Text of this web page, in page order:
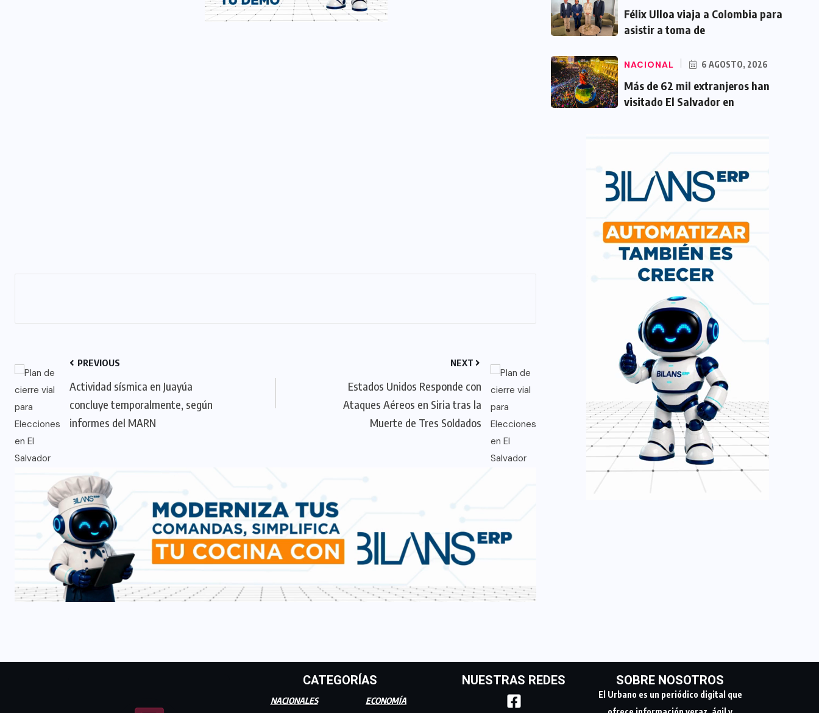
PREVIOUS
Actividad sísmica en Juayúa
concluye temporalmente, según
informes del MARN
NEXT
Estados Unidos Responde con
Ataques Aéreos en Siria tras la
Muerte de Tres Soldados
Félix Ulloa viaja a Colombia para
asistir a toma de
NACIONAL 6 AGOSTO, 2026
Más de 62 mil extranjeros han
visitado El Salvador en
CATEGORÍAS
NACIONALES
ECONOMÍA
NUESTRAS REDES SOBRE NOSOTROS
El Urbano es un periódico digital que